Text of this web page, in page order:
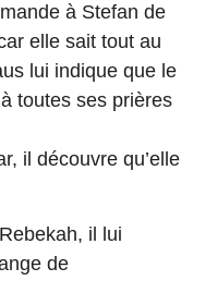
à Stefan de
elle sait tout au
lui indique que le
toutes ses prières
il découvre qu’elle
il lui
de